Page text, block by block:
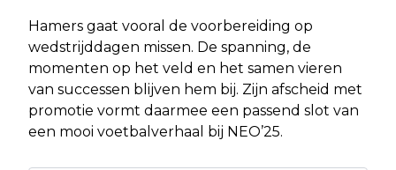
Hamers gaat vooral de voorbereiding op
wedstrijddagen missen. De spanning, de
momenten op het veld en het samen vieren
van successen blijven hem bij. Zijn afscheid met
promotie vormt daarmee een passend slot van
een mooi voetbalverhaal bij NEO’25.